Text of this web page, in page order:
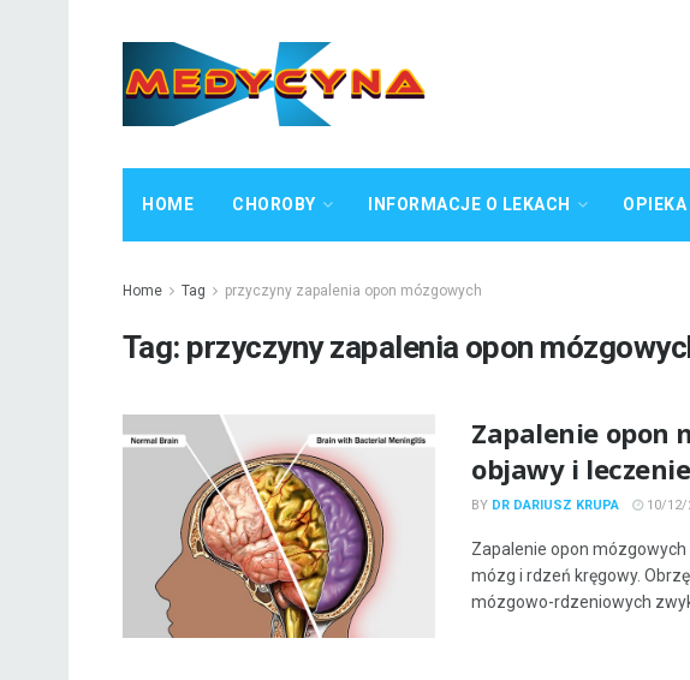
HOME CHOROBY INFORMACJE O LEKACH
Home Tag przyczyny zapalenia opon mózgowych
Tag: przyczyny zapalenia opon
Zapalenie opon
objawy i leczenie
BY DR DARIUSZ KRUPA 10/12/
Zapalenie opon mózgowych
mózg i rdzeń kręgowy.
mózgowo-rdzeniowych